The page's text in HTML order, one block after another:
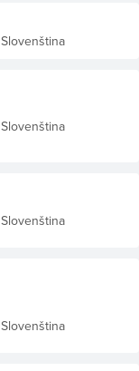
Slovenština
Slovenština
Slovenština
Slovenština